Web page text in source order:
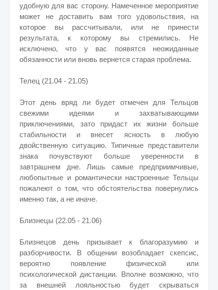
удобную для вас сторону. Намеченное мероприятие
может не доставить вам того удовольствия, на
которое вы рассчитывали, или не принести
результата, к которому вы стремились. Не
исключено, что у вас появятся неожиданные
обязанности или вновь вернется старая проблема.
Телец (21.04 - 21.05)
Этот день вряд ли будет отмечен для Тельцов
свежими идеями и захватывающими
приключениями, зато придаст их жизни больше
стабильности и внесет ясность в любую
двойственную ситуацию. Типичные представители
знака почувствуют больше уверенности в
завтрашнем дне. Лишь самые предприимчивые,
любопытные и романтически настроенные Тельцы
пожалеют о том, что обстоятельства повернулись
именно так, а не иначе.
Близнецы (22.05 - 21.06)
Близнецов день призывает к благоразумию и
разборчивости. В общении возобладает скепсис,
вероятно появление физической или
психологической дистанции. Вполне возможно, что
за внешней лояльностью будет скрываться